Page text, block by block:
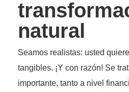
natural
Seamos realistas: usted
tangibles. ¡Y con razón! Se
importante, tanto a nivel